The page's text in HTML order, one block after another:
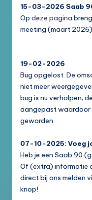
15-03-2026 Saab
Op deze pagina
meeting (maart
19-02-2026
Bug opgelost. De
niet meer
bug is nu verholpen;
aangepast waardoor
geworden.
07-10-2025: Voeg
Heb je een Saab 90
Of (extra) informatie
direct bij ons melden
knop!